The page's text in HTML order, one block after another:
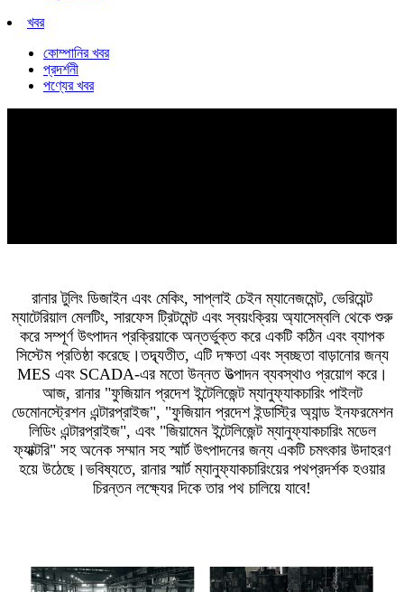
খবর
কোম্পানির খবর
প্রদর্শনী
পণ্যের খবর
রানার টুলিং ডিজাইন এবং মেকিং, সাপ্লাই চেইন ম্যানেজমেন্ট, ভেরিয়েন্ট
ম্যাটেরিয়াল মেলটিং, সারফেস ট্রিটমেন্ট এবং স্বয়ংক্রিয় অ্যাসেম্বলি থেকে শুরু
করে সম্পূর্ণ উৎপাদন প্রক্রিয়াকে অন্তর্ভুক্ত করে একটি কঠিন এবং ব্যাপক
সিস্টেম প্রতিষ্ঠা করেছে।তদ্ব্যতীত, এটি দক্ষতা এবং স্বচ্ছতা বাড়ানোর জন্য
MES এবং SCADA-এর মতো উন্নত উত্পাদন ব্যবস্থাও প্রয়োগ করে।
আজ, রানার "ফুজিয়ান প্রদেশ ইন্টেলিজেন্ট ম্যানুফ্যাকচারিং পাইলট
ডেমোনস্ট্রেশন এন্টারপ্রাইজ", "ফুজিয়ান প্রদেশ ইন্ডাস্ট্রি অ্যান্ড ইনফরমেশন
লিডিং এন্টারপ্রাইজ", এবং "জিয়ামেন ইন্টেলিজেন্ট ম্যানুফ্যাকচারিং মডেল
ফ্যাক্টরি" সহ অনেক সম্মান সহ স্মার্ট উৎপাদনের জন্য একটি চমৎকার উদাহরণ
হয়ে উঠেছে।ভবিষ্যতে, রানার স্মার্ট ম্যানুফ্যাকচারিংয়ের পথপ্রদর্শক হওয়ার
চিরন্তন লক্ষ্যের দিকে তার পথ চালিয়ে যাবে!